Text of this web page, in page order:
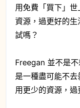
用免費「買下」
資源，過更好的
試嗎？
Freegan 並不是
是一種盡可能不
用更少的資源，過